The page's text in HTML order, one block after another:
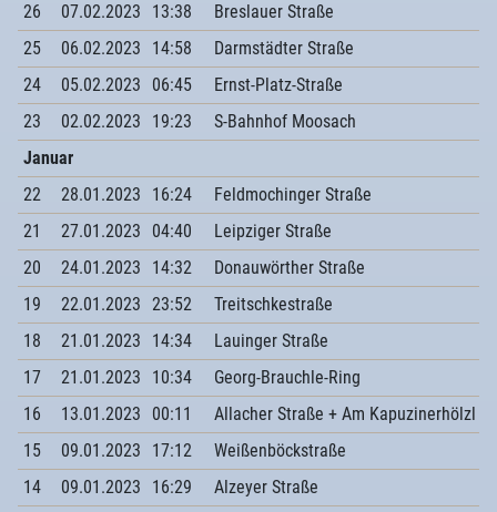
26
07.02.2023 13:38
Breslauer Straße
25
06.02.2023 14:58
Darmstädter Straße
24
05.02.2023 06:45
Ernst-Platz-Straße
23
02.02.2023 19:23
S-Bahnhof Moosach
Januar
22
28.01.2023 16:24
Feldmochinger Straße
21
27.01.2023 04:40
Leipziger Straße
20
24.01.2023 14:32
Donauwörther Straße
19
22.01.2023 23:52
Treitschkestraße
18
21.01.2023 14:34
Lauinger Straße
17
21.01.2023 10:34
Georg-Brauchle-Ring
16
13.01.2023 00:11
Allacher Straße + Am Kapuzinerhölzl +
15
09.01.2023 17:12
Weißenböckstraße
14
09.01.2023 16:29
Alzeyer Straße